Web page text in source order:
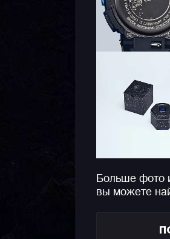
Больше фото
вы можете